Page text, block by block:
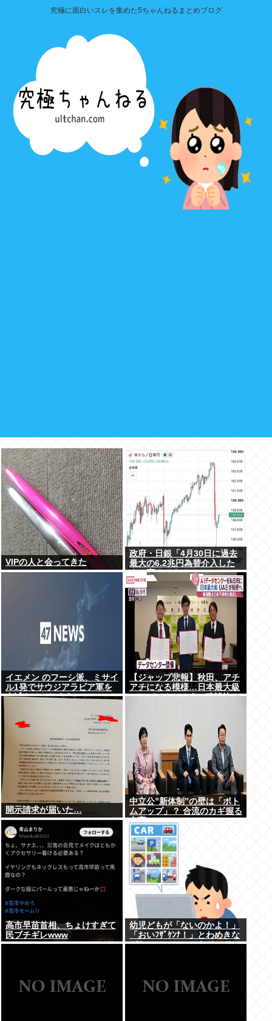
究極に面白いスレを集めた5ちゃんねるまとめブログ
VIPの人と会ってきた
政府・日銀「4月30日に過去
最大の6.2兆円為替介入した
よ！褒めてよ！」
イエメン のフーシ派、ミサイ
ル1発でサウジアラビア軍を
全滅させてしまうww
【ジャップ悲報】秋田、アチ
アチになる模様…日本最大級
のAIデータセンター建設決
開示請求が届いた…
中立公”新体制”の壁は「ボト
ムアップ」？ 合流のカギ握る
立憲
高市早苗首相、ちょけすぎて
民ブチギレwww
幼児どもが「ないのかよ！」
「おいﾌｻﾞｹﾝﾅ！」とわめきな
がらショーケースをドンドン